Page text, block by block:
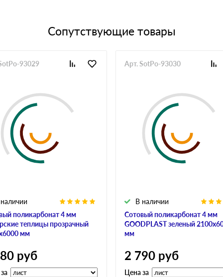
Сопутствующие товары
поликарбонат 4 мм
теплицы прозрачный
мм
93029
руб
Сотовый поликарбонат 4 мм
GOODPLAST зеленый
мм
В наличии
Арт. SotPo-93030
2 790 руб
Цена за